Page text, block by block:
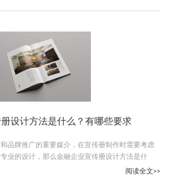
设计方法是什么？有哪些要求
品牌推广的重要媒介，在宣传册制作时需要考虑
业的设计，那么金融企业宣传册设计方法是什
阅读全文>>